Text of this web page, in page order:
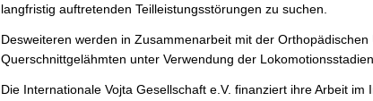
langfristig auftretenden Teilleistungsstörungen zu suchen.
Desweiteren werden in Zusammenarbeit mit der
Querschnittgelähmten unter Verwendung der
Die Internationale Vojta Gesellschaft e.V. finanziert ihre Arbeit